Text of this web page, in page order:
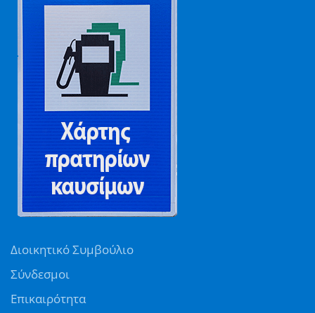
Διοικητικό Συμβούλιο
Σύνδεσμοι
Επικαιρότητα